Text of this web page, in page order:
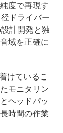
度で再現す
ドライバー
計開発と独
域を正確に
けているこ
モニタリン
ヘッドパッ
時間の作業